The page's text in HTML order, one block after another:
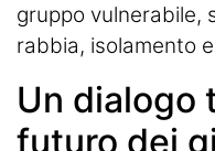
gruppo vulnerabile,
rabbia, isolamento
Un dialogo
futuro dei